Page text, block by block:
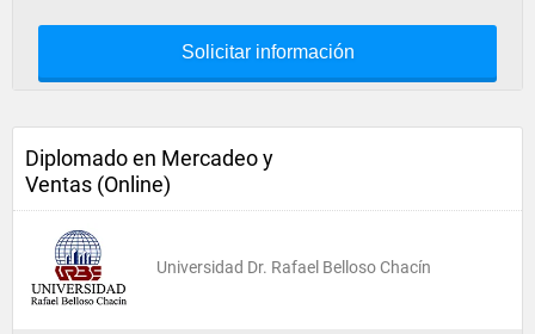
Solicitar información
Diplomado en Mercadeo y
Ventas (Online)
Universidad Dr. Rafael Belloso Chacín